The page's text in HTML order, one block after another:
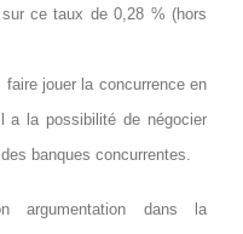
ce taux de 0,28 % (hors
jouer la concurrence en
a la possibilité de négocier
banques concurrentes.
argumentation dans la